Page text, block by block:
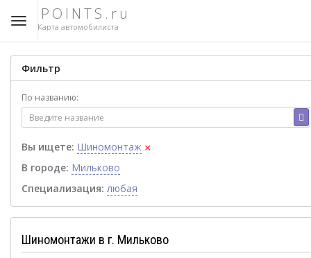
POINTS.ru
Карта автомобилиста
Фильтр
По названию:
Вы ищете: Шиномонтаж ×
В городе: Мильково
Специализация: любая
Шиномонтажи в г. Мильково